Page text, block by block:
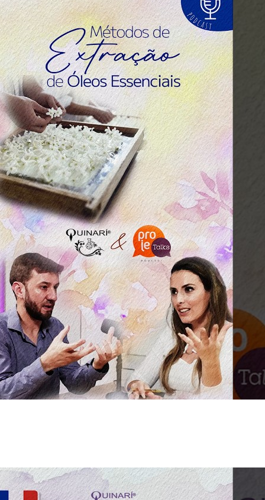
Fórmulas Caseiras
Medicinais
Aromaterapia
Veterinária
Perfumaria
As Notas e Famílias Olfativas
Marketing Olfativo
Notas A – H
Notas I – Q
Notas R – Z
Notícias
Trabalhos
Loja Virtual
Óleos Essenciais
Fotos e Vídeos